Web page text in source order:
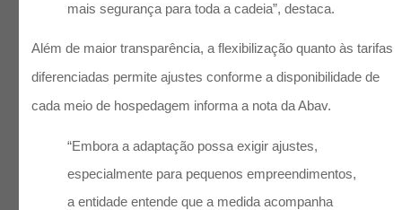
mais segurança para toda a cadeia”, destaca.
Além de maior transparência, a flexibilização quanto às tarifas
diferenciadas permite ajustes conforme a disponibilidade de
cada meio de hospedagem informa a nota da Abav.
“Embora a adaptação possa exigir ajustes,
especialmente para pequenos empreendimentos,
a entidade entende que a medida acompanha